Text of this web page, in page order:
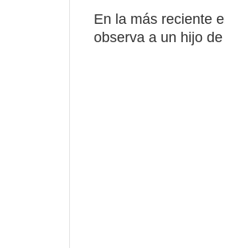
En la más reciente
observa a un hijo de